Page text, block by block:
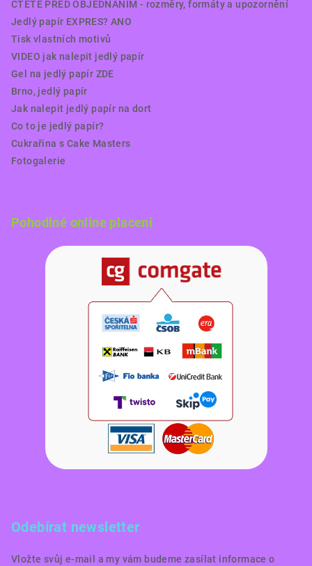
ČTĚTE PŘED OBJEDNÁNÍM - rozměry, formáty a upozornění
Jedlý papír EXPRES? ANO
Tisk vlastních motivů
VIDEO jak nalepit jedlý papír
Gel na jedlý papír ZDE
Brno, jedlý papír
Jak nalepit jedlý papír na dort
Co to je jedlý papír?
Cukrařina s Cake Masters
Fotogalerie
Pohodlné online placení
Odebírat newsletter
Vložte svůj e-mail a my vám budeme zasílat informace o